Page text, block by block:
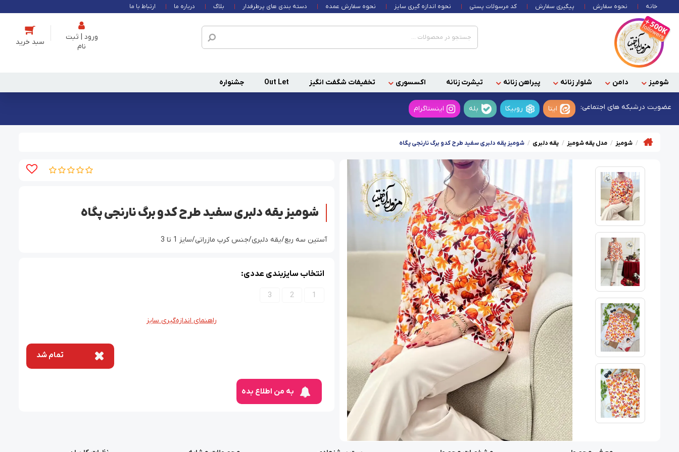
خانه نحوه سفارش پیگیری سفارش کد مرسولات پستی نحوه اندازه گیری سایز نحوه سفارش عمده دسته بندی های پرطرفدار بلاگ درباره ما ارتباط با ما
ورود | ثبت
نام
شومیز دامن شلوار زنانه پیراهن زنانه تیشرت زنانه اکسسوری تخفیفات شگفت انگیز Out Let جشنواره
عضویت درشبکه های اجتماعی: ایتا روبیکا بله اینستاگرام
شومیز مدل یقه شومیز یقه دلبری شومیز یقه دلبری سفید طرح کدو برگ نارنجی پگاه
شومیز یقه دلبری سفید طرح کدو برگ نارنجی پگاه
آستین سه ربع/یقه دلبری/جنس کرپ مازراتی/سایز 1 تا 3
انتخاب سایزبندی عددی:
1
2
3
راهنمای اندازه‌گیری سایز
تمام شد
به من اطلاع بده